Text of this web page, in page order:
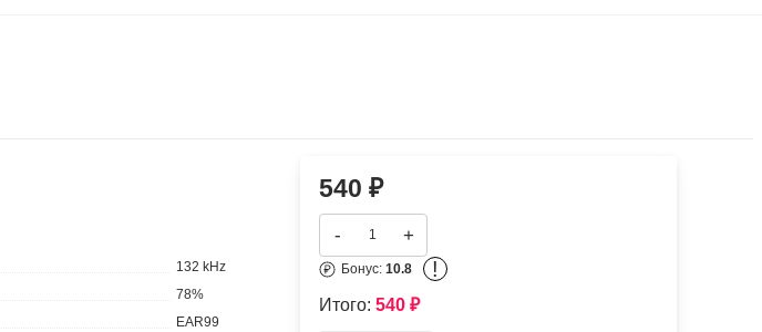
132 kHz
78%
EAR99
540 ₽
- +
Бонус: 10.8 !
Итого: 540 ₽